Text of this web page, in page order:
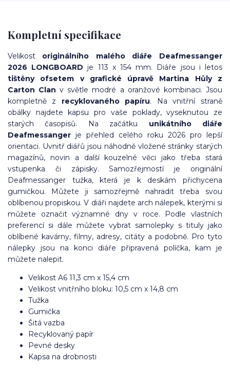
Kompletní specifikace
Velikost originálního malého diáře Deafmessanger
2026 LONGBOARD je 113 x 154 mm. Diáře jsou i letos
tištěny ofsetem v grafické úpravě Martina Hůly z
Carton Clan vsvětle modré a oranžové kombinaci. Jsou
kompletně z recyklovaného papíru. Na vnitřní straně
obálky najdete kapsu pro vaše poklady, vyseknutou ze
starých časopisů. Na začátku unikátního diáře
Deafmessanger je přehled celého roku 2026 pro lepší
orientaci. Uvnitř diářů jsou náhodně vložené stránky starých
magazínů, novin a další kouzelné věci jako třeba stará
vstupenka či zápisky. Samozřejmostí je originální
Deafmessanger tužka, která je k deskám přichycena
gumičkou. Můžete ji samozřejmě nahradit třeba svou
oblíbenou propiskou. V diáři najdete arch nálepek, kterými si
můžete označit významné dny v roce. Podle vlastních
preferencí si dále můžete vybrat samolepky s tituly jako
oblíbené kavárny, filmy, adresy, citáty a podobně. Pro tyto
nálepky jsou na konci diáře připravená políčka, kam je
můžete nalepit.
Velikost A6 11,3 cm x 15,4 cm
Velikost vnitřního bloku: 10,5 cm x 14,8 cm
Tužka
Gumička
Šitá vazba
Recyklovaný papír
Pevné desky
Kapsa na drobnosti